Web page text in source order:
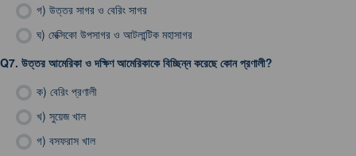
গ) উত্তর সাগর ও বেরিং সাগর
ঘ) মেক্সিকো উপসাগর ও আটলান্টিক মহাসাগর
Q7. উত্তর আমেরিকা ও দক্ষিণ আমেরিকাকে বিচ্ছিন্ন করেছে কোন প্রণালী?
ক) বেরিং প্রণালী
খ) সুয়েজ খাল
গ) বসফরাস খাল